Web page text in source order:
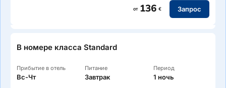
от 136 € Запрос
В номере класса Standard
Прибытие в отель
Вс-Чт
Питание
Завтрак
Период
1 ночь